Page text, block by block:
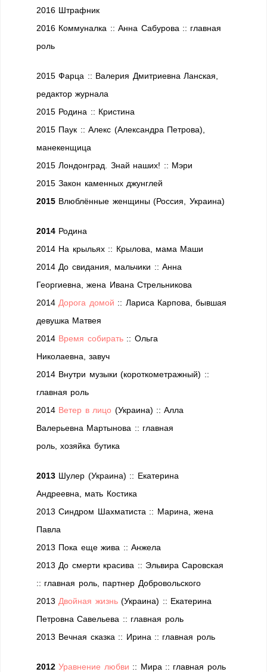
2016 Штрафник
2016 Коммуналка :: Анна Сабурова :: главная
роль
2015 Фарца :: Валерия Дмитриевна Ланская,
редактор журнала
2015 Родина :: Кристина
2015 Паук :: Алекс (Александра Петрова),
манекенщица
2015 Лондонград. Знай наших! :: Мэри
2015 Закон каменных джунглей
2015 Влюблённые женщины (Россия, Украина)
2014 Родина
2014 На крыльях :: Крылова, мама Маши
2014 До свидания, мальчики :: Анна
Георгиевна, жена Ивана Стрельникова
2014 Дорога домой :: Лариса Карпова,бывшая
девушка Матвея
2014 Время собирать:: Ольга
Николаевна, завуч
2014 Внутри музыки (короткометражный) ::
главная роль
2014 Ветер в лицо (Украина) :: Алла
Валерьевна Мартынова :: главная
роль, хозяйка бутика
2013 Шулер (Украина) :: Екатерина
Андреевна, мать Костика
2013 Синдром Шахматиста :: Марина, жена
Павла
2013 Пока еще жива :: Анжела
2013 До смерти красива :: Эльвира Саровская
:: главная роль, партнер Добровольского
2013 Двойная жизнь(Украина) :: Екатерина
Петровна Савельева :: главная роль
2013 Вечная сказка :: Ирина :: главная роль
2012 Уравнение любви :: Мира :: главная роль